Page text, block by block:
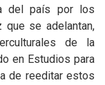
del país por los
que se adelantan,
de la
en Estudios para
de reeditar estos